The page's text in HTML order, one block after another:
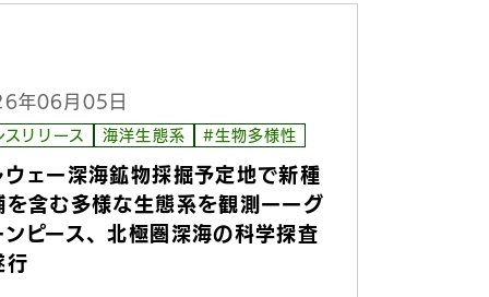
年06月05日
スリリース 海洋生態系 #生物多様性
ウェー深海鉱物採掘予定地で新種
を含む多様な生態系を観測ーーグ
ンピース、北極圏深海の科学探査
行